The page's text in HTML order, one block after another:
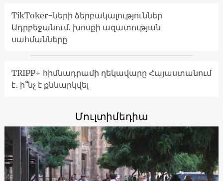
TikToker-ների ձերբակալություններ
Ադրբեջանում. խոսքի ազատության
սահմանները
TRIPP+ հիմնադրամի ղեկավարը Հայաստանում
է․ ի՞նչ է քննարկվել
Մուլտիմեդիա